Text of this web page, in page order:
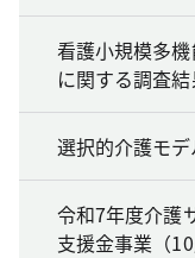
看護小規模多
に関する調査結
選択的介護モ
令和7年度介護
支援金事業（